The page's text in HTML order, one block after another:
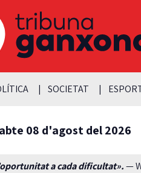
SOCIETAT
08 d'agost del 2026
a cada dificultat».—